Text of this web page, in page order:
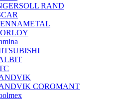
RAND
COROMANT